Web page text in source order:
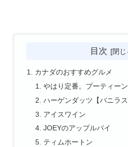
目次
カナダのおすすめグルメ
やはり定番。プーティーン
ハーゲンダッツ【バニラ
アイスワイン
JOEYのアップルパイ
ティムホートン